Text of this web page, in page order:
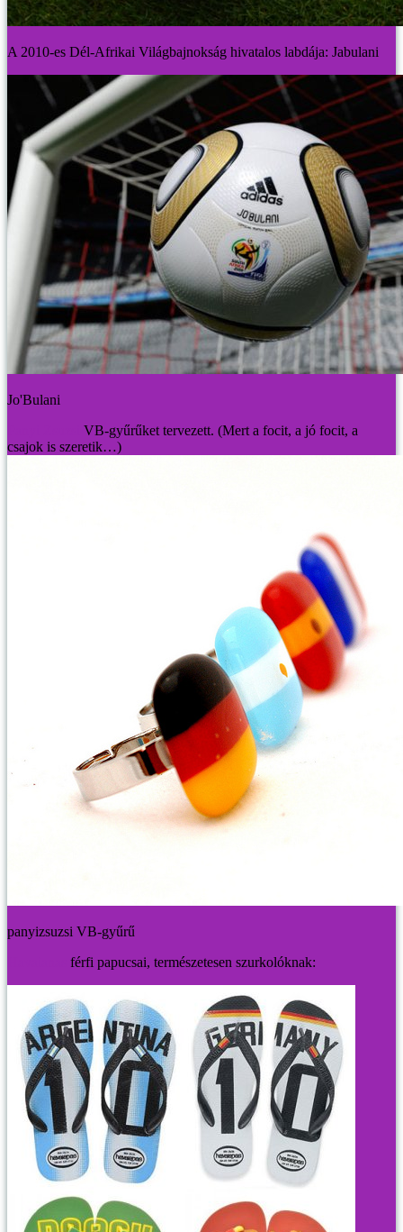
A 2010-es Dél-Afrikai Világbajnokság hivatalos labdája: Jabulani
Jo'Bulani
VB-gyűrűket tervezett. (Mert a focit, a jó focit, a
csajok is szeretik…)
panyizsuzsi VB-gyűrű
férfi papucsai, természetesen szurkolóknak: